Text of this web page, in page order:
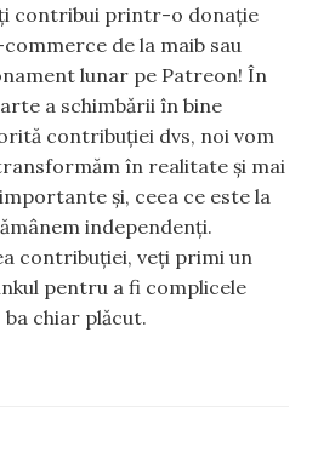
contribui printr-o donație
de la maib sau
lunar pe Patreon! În
a schimbării în bine
contribuției dvs, noi vom
în realitate și mai
și, ceea ce este la
independenți.
contribuției, veți primi un
pentru a fi complicele
chiar plăcut.